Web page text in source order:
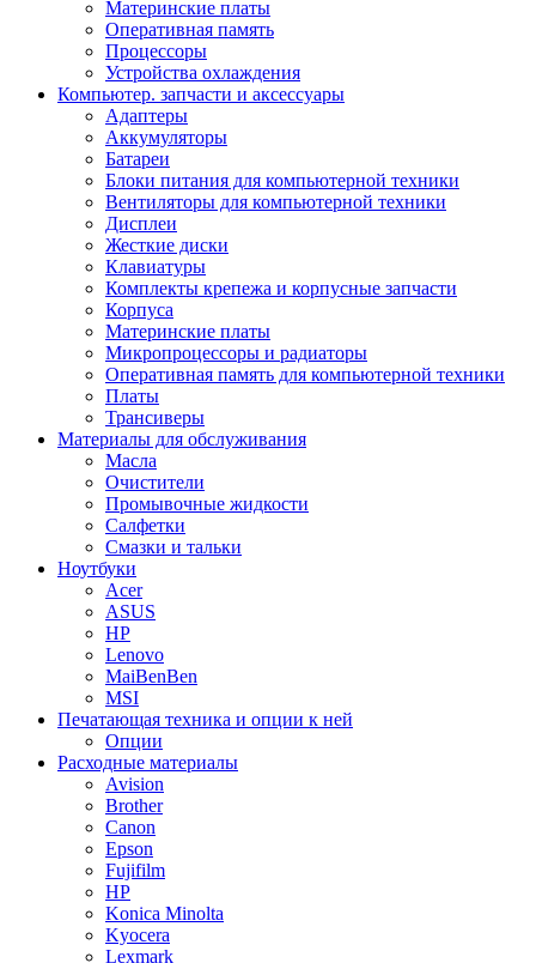
Материнские платы
Оперативная память
Процессоры
Устройства охлаждения
Компьютер. запчасти и аксессуары
Адаптеры
Аккумуляторы
Батареи
Блоки питания для компьютерной техники
Вентиляторы для компьютерной техники
Дисплеи
Жесткие диски
Клавиатуры
Комплекты крепежа и корпусные запчасти
Корпуса
Материнские платы
Микропроцессоры и радиаторы
Оперативная память для компьютерной техники
Платы
Трансиверы
Материалы для обслуживания
Масла
Очистители
Промывочные жидкости
Салфетки
Смазки и тальки
Ноутбуки
Acer
ASUS
HP
Lenovo
MaiBenBen
MSI
Печатающая техника и опции к ней
Опции
Расходные материалы
Avision
Brother
Canon
Epson
Fujifilm
HP
Konica Minolta
Kyocera
Lexmark